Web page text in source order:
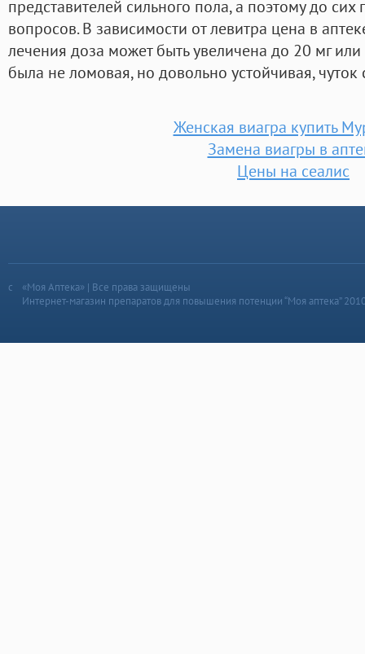
представителей сильного пола, а поэтому до
вопросов. В зависимости от левитра цена в
лечения доза может быть увеличена до 20 мг
была не ломовая, но довольно устойчивая,
Женская виагра купить
Замена виагры в
Цены на сеалис
«Моя Аптека» | Все права защищены
Интернет-магазин препаратов для повышения потенции “Моя аптека”